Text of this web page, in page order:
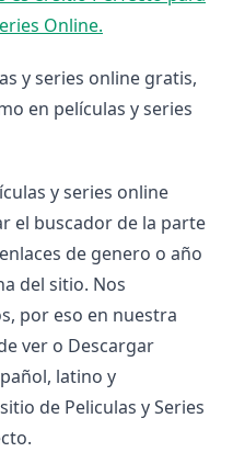
Online.
y series online gratis,
en películas y series
y series online
el buscador de la parte
de genero o año
del sitio. Nos
por eso en nuestra
ver o Descargar
latino y
de Peliculas y Series